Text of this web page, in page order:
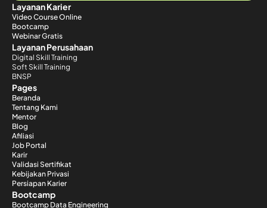
Layanan Karier
Video Course Online
Bootcamp
Webinar Gratis
Layanan Perusahaan
Digital Skill Training
Soft Skill Training
BNSP
Pages
Beranda
Tentang Kami
Mentor
Blog
Afiliasi
Job Portal
Karir
Validasi Sertifikat
Kebijakan Privasi
Persiapan Karier
Bootcamp
Bootcamp Data Engineering